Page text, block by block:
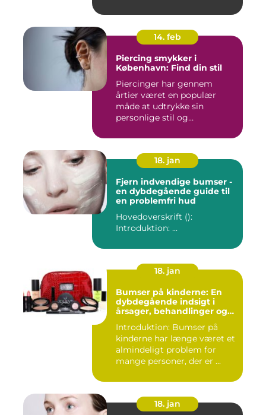
14. feb
Piercing smykker i
København: Find din stil
Piercinger har gennem
årtier været en populær
måde at udtrykke sin
personlige stil og
18. jan
Fjern indvendige bumser -
en dybdegående guide til
en problemfri hud
Hovedoverskrift ():
Introduktion: ...
18. jan
Bumser på kinderne: En
dybdegående indsigt i
årsager, behandlinger og
Introduktion: Bumser på
kinderne har længe været et
almindeligt problem for
mange personer, der er ...
18. jan